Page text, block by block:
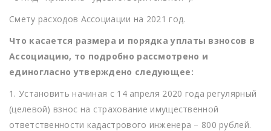
Смету расходов Ассоциации на 2021 год.
Что касается размера и порядка уплаты взносов в
Ассоциацию, то подробно рассмотрено и
единогласно утверждено следующее:
1. Установить начиная с 14 апреля 2020 года регулярный
(целевой) взнос на страхование имущественной
ответственности кадастрового инженера – 800 рублей.